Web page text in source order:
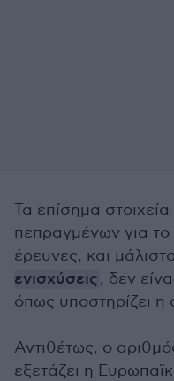
Τα επίσημα
πεπραγμένων για το
έρευνες, και
ενισχύσεις, δεν
όπως υποστηρίζει η
Αντιθέτως, ο
εξετάζει η